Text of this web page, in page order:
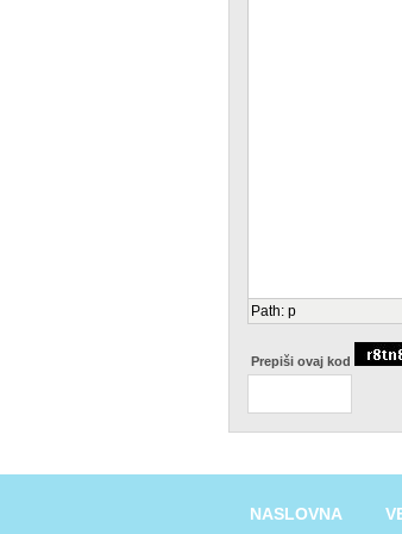
Path: p
Prepiši ovaj kod
NASLOVNA